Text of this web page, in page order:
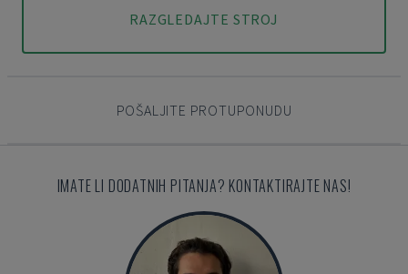
RAZGLEDAJTE STROJ
POŠALJITE PROTUPONUDU
IMATE LI DODATNIH PITANJA? KONTAKTIRAJTE NAS!